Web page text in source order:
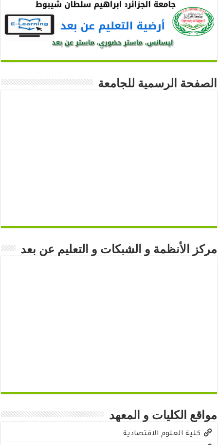
الصفحة الرسمية للجامعة
مركز الأنظمة و الشبكات و التعليم عن بعد
مواقع الكليات و المعهد
كلية العلوم الاقتصادية